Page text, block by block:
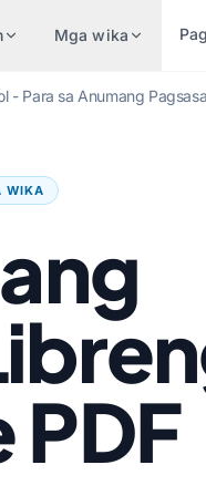
Word Document (.DOCX)
PowerPoint (.PPT)
PowerPoint PPTX
InDesign File (.IDML)
Tagasalin ng EPUB
AI EPUB Translator
Mga wika
Marathi
Telugu
- Para sa Anumang
WIKA
PDF